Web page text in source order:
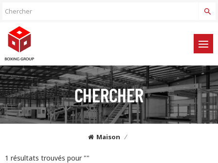
CHERCHER
Maison /
1 résultats trouvés pour ""